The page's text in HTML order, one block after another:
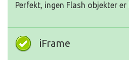
Perfekt, ingen Flash objekter
iFrame